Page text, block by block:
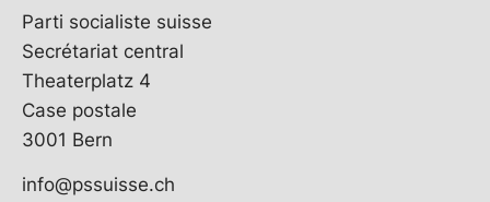
Parti socialiste suisse
Secrétariat central
Theaterplatz 4
Case postale
3001 Bern
info@pssuisse.ch